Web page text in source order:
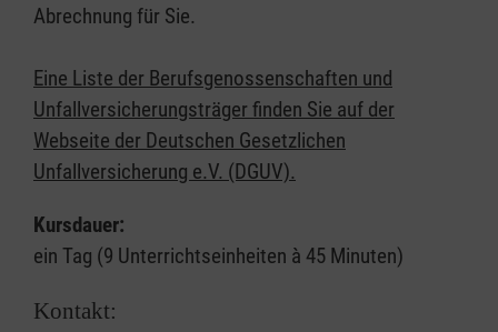
Abrechnung für Sie.
Eine Liste der Berufsgenossenschaften und
Unfallversicherungsträger finden Sie auf der
Webseite der Deutschen Gesetzlichen
Unfallversicherung e.V. (DGUV).
Kursdauer:
ein Tag (9 Unterrichtseinheiten à 45 Minuten)
Kontakt: